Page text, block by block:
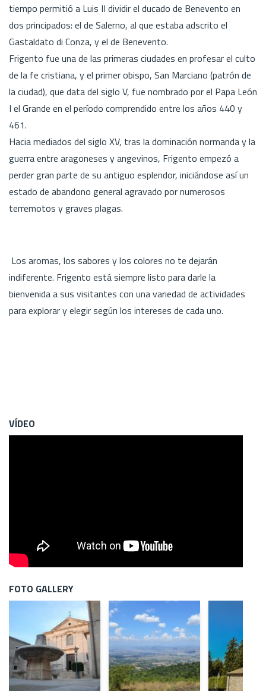
tiempo permitió a Luis II dividir el ducado de Benevento en
dos principados: el de Salerno, al que estaba adscrito el
Gastaldato di Conza, y el de Benevento.
Frigento fue una de las primeras ciudades en profesar el culto
de la fe cristiana, y el primer obispo, San Marciano (patrón de
la ciudad), que data del siglo V, fue nombrado por el Papa León
I el Grande en el período comprendido entre los años 440 y
461.
Hacia mediados del siglo XV, tras la dominación normanda y la
guerra entre aragoneses y angevinos, Frigento empezó a
perder gran parte de su antiguo esplendor, iniciándose así un
estado de abandono general agravado por numerosos
terremotos y graves plagas.
Los aromas, los sabores y los colores no te dejarán
indiferente. Frigento está siempre listo para darle la
bienvenida a sus visitantes con una variedad de actividades
para explorar y elegir según los intereses de cada uno.
VÍDEO
FOTO GALLERY